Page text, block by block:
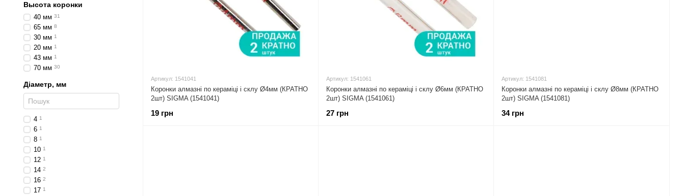
Артикул: 1541041
Коронки алмазні по кераміці і склу Ø4мм (КРАТНО
2шт) SIGMA (1541041)
19 грн
Артикул: 1541061
Коронки алмазні по кераміці і склу Ø6мм (КРАТНО
2шт) SIGMA (1541061)
27 грн
Артикул: 1541081
Коронки алмазні по кераміці і склу Ø8мм (КРАТНО
2шт) SIGMA (1541081)
34 грн
Высота коронки
40 мм 31
65 мм 8
30 мм 1
20 мм 1
43 мм 1
70 мм 30
Діаметр, мм
4 1
6 1
8 1
10 1
12 1
14 2
16 2
17 1